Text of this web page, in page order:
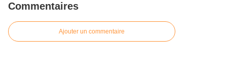
Commentaires
Ajouter un commentaire